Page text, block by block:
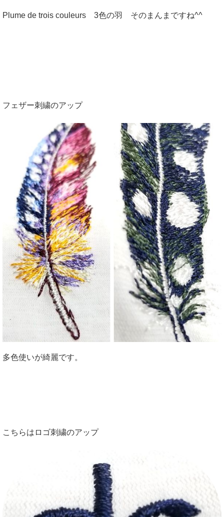
Plume de trois couleurs 3色の羽 そのまんまですね^^
フェザー刺繍のアップ
多色使いが綺麗です。
こちらはロゴ刺繍のアップ